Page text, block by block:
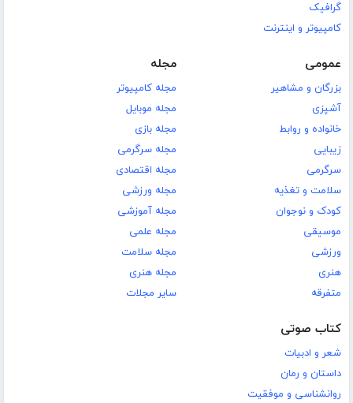
گرافیک
کامپیوتر و اینترنت
عمومی
بزرگان و مشاهیر
آشپزی
خانواده و روابط
زیبایی
سرگرمی
سلامت و تغذیه
کودک و نوجوان
موسیقی
ورزشی
هنری
متفرقه
مجله
مجله کامپیوتر
مجله موبایل
مجله بازی
مجله سرگرمی
مجله اقتصادی
مجله ورزشی
مجله آموزشی
مجله علمی
مجله سلامت
مجله هنری
سایر مجلات
کتاب صوتی
شعر و ادبیات
داستان و رمان
روانشناسی و موفقیت